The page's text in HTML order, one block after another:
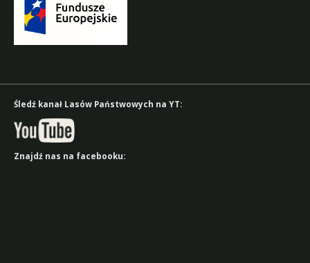
Śledź kanał Lasów Państwowych na YT:
Znajdź nas na facebooku: